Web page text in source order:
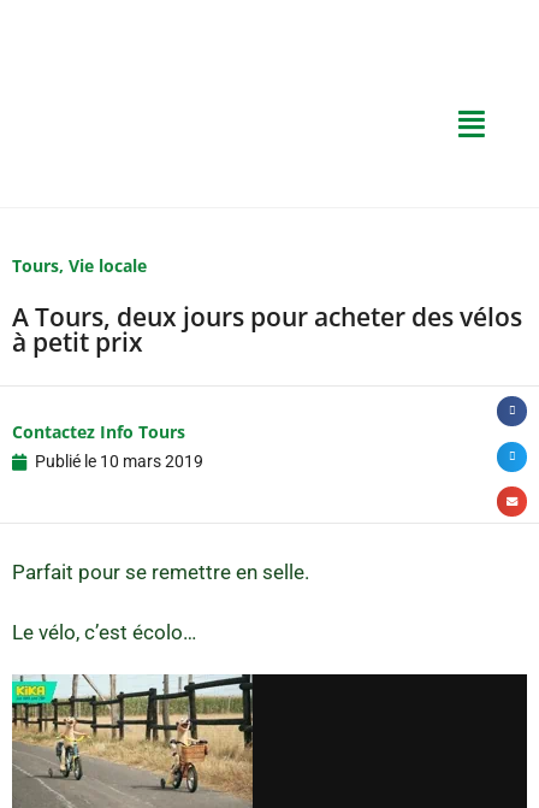
Tours, Vie locale
A Tours, deux jours pour acheter des vélos
à petit prix
Contactez Info Tours
Publié le 10 mars 2019
Parfait pour se remettre en selle.
Le vélo, c’est écolo…